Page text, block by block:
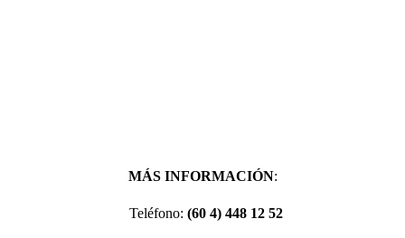
MÁS INFORMACIÓN:
Teléfono: (60 4) 448 12 52